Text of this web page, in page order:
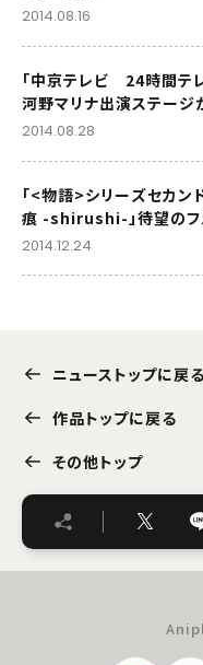
2014.08.16
「中京テレビ 24時間テ
河野マリナ出演ステージ
2014.08.28
「<物語>シリーズセカン
痕 -shirushi-」待望のフ
2014.12.24
ニューストップに戻る
作品トップに戻る
その他トップ